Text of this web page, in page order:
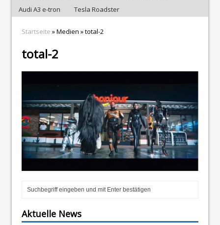
Audi A3 e-tron
Tesla Roadster
Startseite » Medien » total-2
total-2
Aktuelle News